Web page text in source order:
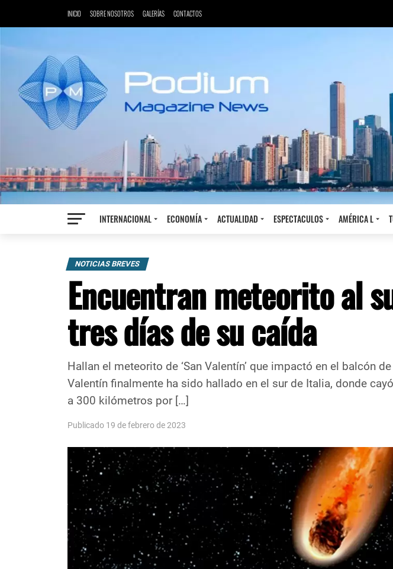
INICIO SOBRE NOSOTROS GALERÍAS CONTACTOS
INTERNACIONAL ECONOMÍA ACTUALIDAD ESPECTACULOS AMÉRICA L
NOTICIAS BREVES
Encuentran meteorito al
tres días de su caída
Hallan el meteorito de ‘San Valentín’ que impactó en el balcón
Valentín finalmente ha sido hallado en el sur de Italia, donde
a 300 kilómetros por […]
Publicado 19 de febrero de 2023